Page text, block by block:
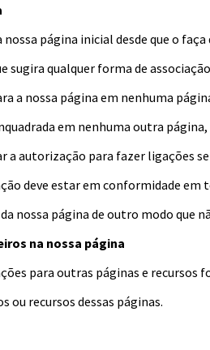
página inicial desde que o
sugira qualquer forma de
a nossa página em nenhuma
em nenhuma outra
a autorização para fazer ligações
deve estar em conformidade
nossa página de outro modo que
na nossa página
para outras páginas e
ou recursos dessas páginas.